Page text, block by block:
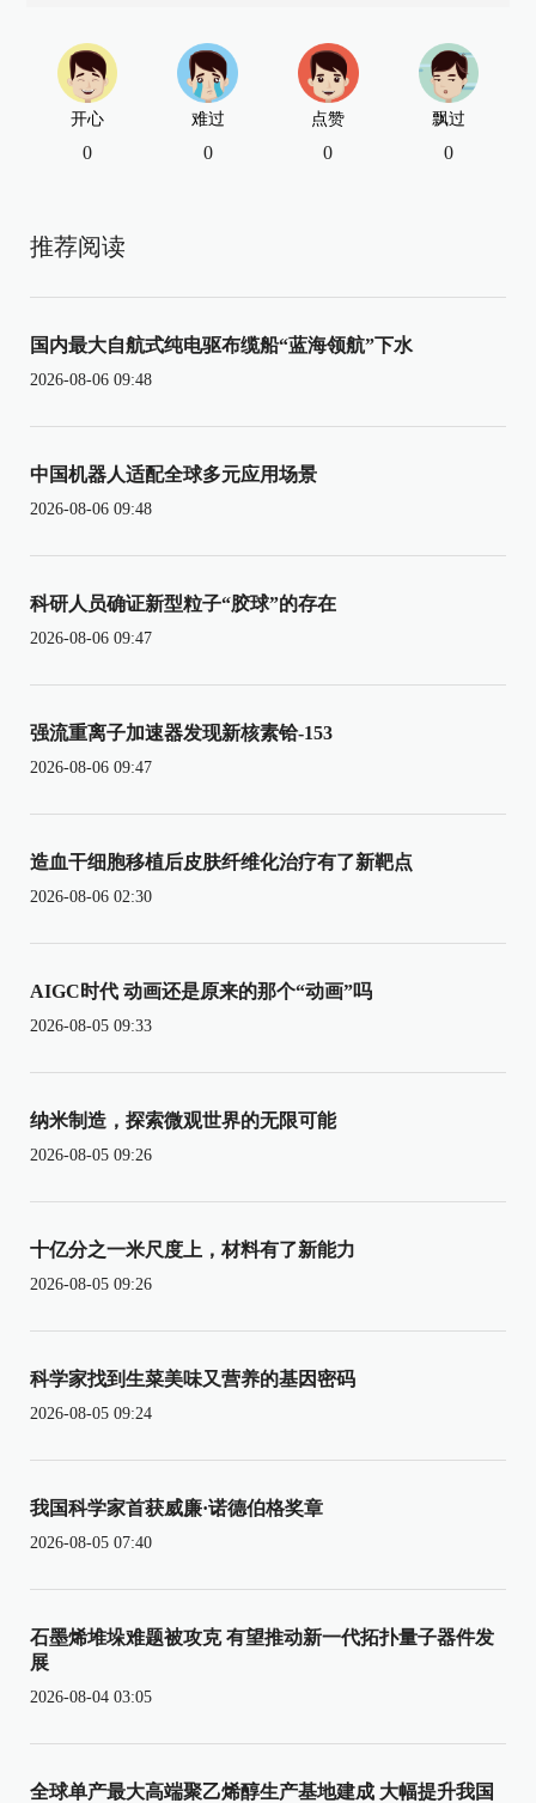
开心
0
难过
0
点赞
0
飘过
0
推荐阅读
国内最大自航式纯电驱布缆船“蓝海领航”下水
2026-08-06 09:48
中国机器人适配全球多元应用场景
2026-08-06 09:48
科研人员确证新型粒子“胶球”的存在
2026-08-06 09:47
强流重离子加速器发现新核素铪-153
2026-08-06 09:47
造血干细胞移植后皮肤纤维化治疗有了新靶点
2026-08-06 02:30
AIGC时代 动画还是原来的那个“动画”吗
2026-08-05 09:33
纳米制造，探索微观世界的无限可能
2026-08-05 09:26
十亿分之一米尺度上，材料有了新能力
2026-08-05 09:26
科学家找到生菜美味又营养的基因密码
2026-08-05 09:24
我国科学家首获威廉·诺德伯格奖章
2026-08-05 07:40
石墨烯堆垛难题被攻克 有望推动新一代拓扑量子器件发
展
2026-08-04 03:05
全球单产最大高端聚乙烯醇生产基地建成 大幅提升我国